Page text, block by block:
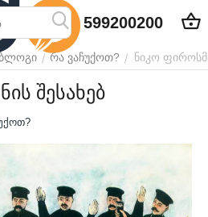
599200200
/ რა ვაჩუქოთ? / ნიკო
შესახებ